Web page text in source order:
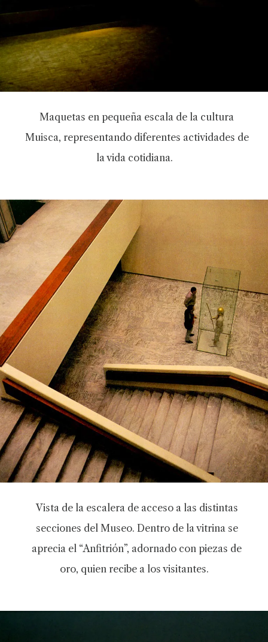
Maquetas en pequeña escala de la cultura
Muisca, representando diferentes actividades de
la vida cotidiana.
Vista de la escalera de acceso a las distintas
secciones del Museo. Dentro de la vitrina se
aprecia el “Anfitrión”, adornado con piezas de
oro, quien recibe a los visitantes.